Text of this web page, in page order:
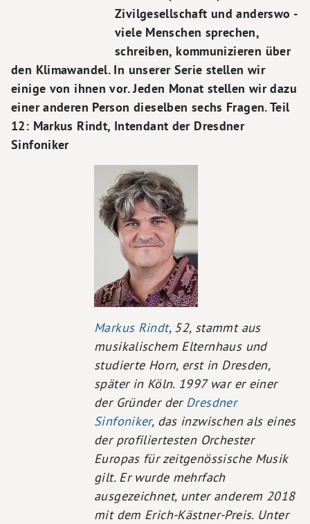
Zivilgesellschaft und anderswo -
viele Menschen sprechen,
schreiben, kommunizieren über
den Klimawandel. In unserer Serie stellen wir
einige von ihnen vor. Jeden Monat stellen wir dazu
einer anderen Person dieselben sechs Fragen. Teil
12: Markus Rindt, Intendant der Dresdner
Sinfoniker
Markus Rindt, 52, stammt aus
musikalischem Elternhaus und
studierte Horn, erst in Dresden,
später in Köln. 1997 war er einer
der Gründer der Dresdner
Sinfoniker, das inzwischen als eines
der profiliertesten Orchester
Europas für zeitgenössische Musik
gilt. Er wurde mehrfach
ausgezeichnet, unter anderem 2018
mit dem Erich-Kästner-Preis. Unter